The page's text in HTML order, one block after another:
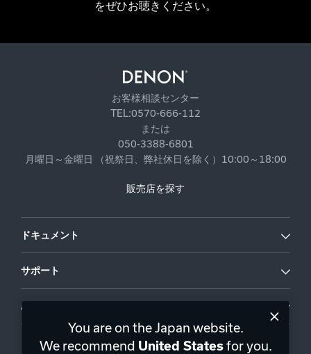
をぜひお聴きください。
お客様相談センター
TEL:0570-666-112
または
050-3388-6801
月曜日～金曜日 （祝祭日、弊社休日を除く）10:00～18:00
販売店を探す
ドキュメント
サポート
About Us
You are on the Japan website.
We recommend United Statesfor you.